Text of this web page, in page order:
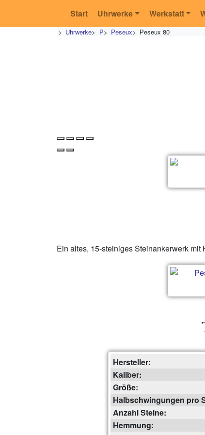
Start Uhrwerke Werkstatt
> Uhrwerke> P> Peseux> Peseux 80
Ein altes, 15-steiniges Steinankerwerk mit
Hersteller:
Kaliber:
Größe:
Halbschwingungen pro
Anzahl Steine:
Hemmung: